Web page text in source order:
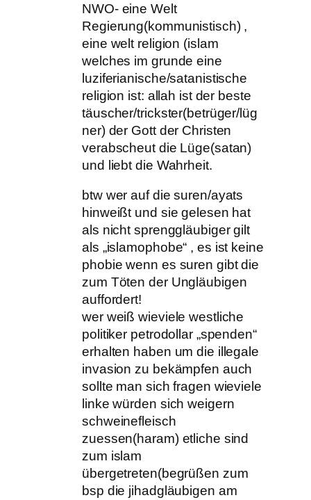
NWO- eine Welt
Regierung(kommunistisch) ,
eine welt religion (islam
welches im grunde eine
luziferianische/satanistische
religion ist: allah ist der beste
täuscher/trickster(betrüger/lüg
ner) der Gott der Christen
verabscheut die Lüge(satan)
und liebt die Wahrheit.
btw wer auf die suren/ayats
hinweißt und sie gelesen hat
als nicht sprenggläubiger gilt
als „islamophobe“ , es ist keine
phobie wenn es suren gibt die
zum Töten der Ungläubigen
auffordert!
wer weiß wieviele westliche
politiker petrodollar „spenden“
erhalten haben um die illegale
invasion zu bekämpfen auch
sollte man sich fragen wieviele
linke würden sich weigern
schweinefleisch
zuessen(haram) etliche sind
zum islam
übergetreten(begrüßen zum
bsp die jihadgläubigen am